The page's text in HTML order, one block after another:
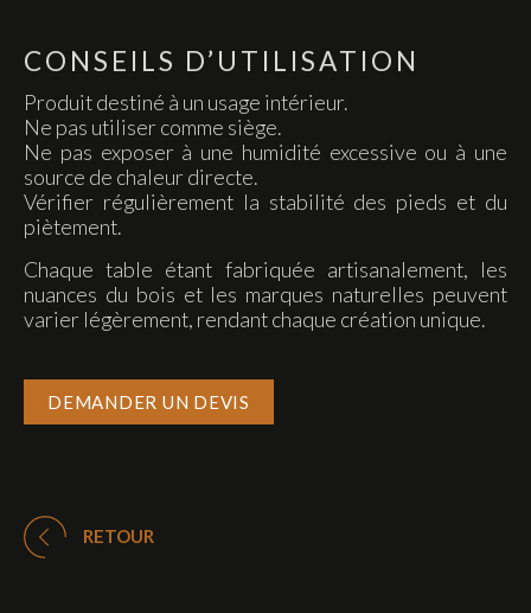
CONSEILS D’UTILISATION
Produit destiné à un usage intérieur.
Ne pas utiliser comme siège.
Ne pas exposer à une humidité excessive ou à une
source de chaleur directe.
Vérifier régulièrement la stabilité des pieds et du
piètement.
Chaque table étant fabriquée artisanalement, les
nuances du bois et les marques naturelles peuvent
varier légèrement, rendant chaque création unique.
DEMANDER UN DEVIS
RETOUR